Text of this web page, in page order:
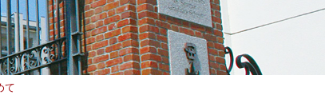
て